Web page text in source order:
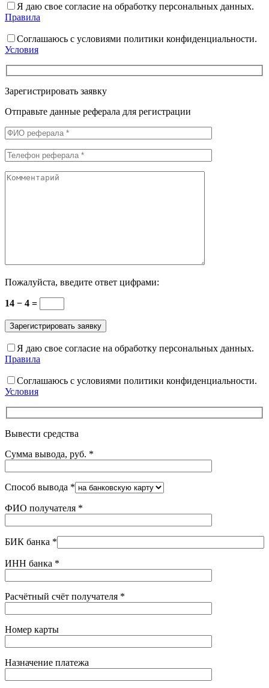
Я даю свое согласие на обработку персональных данных.
Правила
Соглашаюсь с условиями политики конфиденциальности.
Условия
Зарегистрировать заявку
Отправьте данные реферала для регистрации
Пожалуйста, введите ответ цифрами:
14 − 4 =
Я даю свое согласие на обработку персональных данных.
Правила
Соглашаюсь с условиями политики конфиденциальности.
Условия
Вывести средства
Сумма вывода, руб. *
Способ вывода *
ФИО получателя *
БИК банка *
ИНН банка *
Расчётный счёт получателя *
Номер карты
Назначение платежа